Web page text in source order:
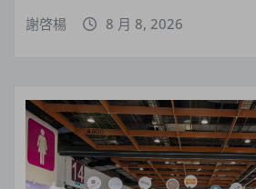
謝啓楊 8 月 8, 2026